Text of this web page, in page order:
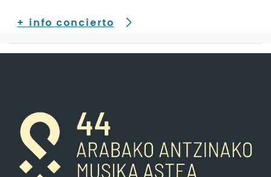
+ info concierto